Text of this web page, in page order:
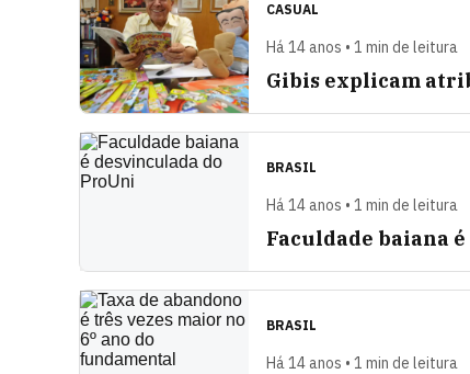
CASUAL
Há 14 anos • 1 min de leitura
Gibis explicam
BRASIL
Há 14 anos • 1 min de leitura
Faculdade baiana
BRASIL
Há 14 anos • 1 min de leitura